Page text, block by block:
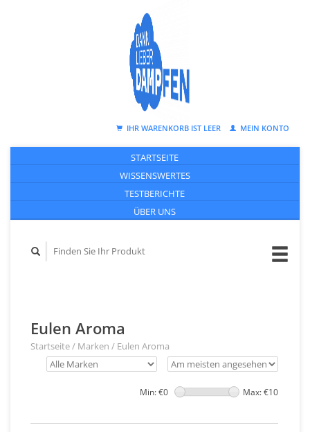
IHR WARENKORB IST LEER MEIN KONTO
STARTSEITE
WISSENSWERTES
TESTBERICHTE
ÜBER UNS
Eulen Aroma
Startseite/ Marken / Eulen Aroma
Min: €0 Max: €10